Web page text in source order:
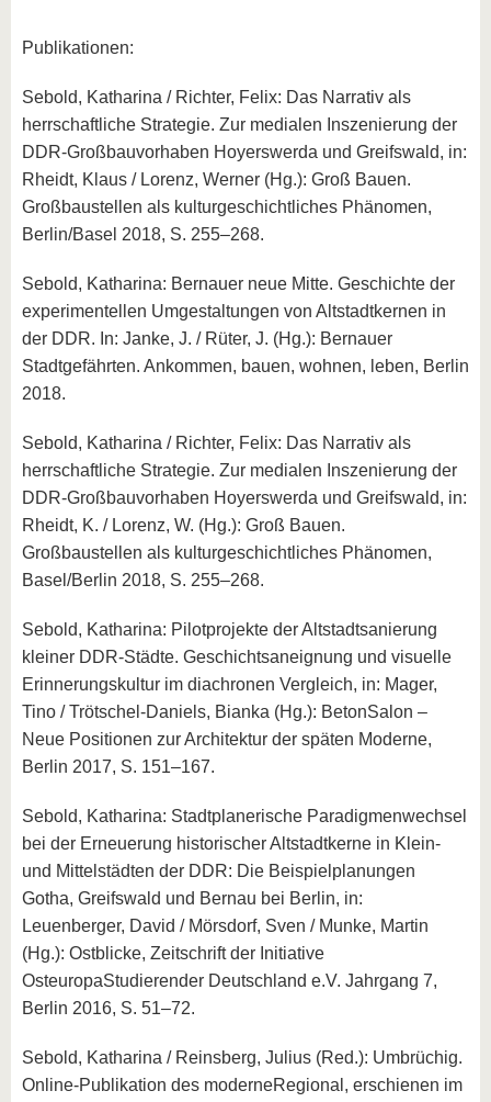
Publikationen:
Sebold, Katharina / Richter, Felix: Das Narrativ als
herrschaftliche Strategie. Zur medialen Inszenierung der
DDR-Großbauvorhaben Hoyerswerda und Greifswald, in:
Rheidt, Klaus / Lorenz, Werner (Hg.): Groß Bauen.
Großbaustellen als kulturgeschichtliches Phänomen,
Berlin/Basel 2018, S. 255–268.
Sebold, Katharina: Bernauer neue Mitte. Geschichte der
experimentellen Umgestaltungen von Altstadtkernen in
der DDR. In: Janke, J. / Rüter, J. (Hg.): Bernauer
Stadtgefährten. Ankommen, bauen, wohnen, leben, Berlin
2018.
Sebold, Katharina / Richter, Felix: Das Narrativ als
herrschaftliche Strategie. Zur medialen Inszenierung der
DDR-Großbauvorhaben Hoyerswerda und Greifswald, in:
Rheidt, K. / Lorenz, W. (Hg.): Groß Bauen.
Großbaustellen als kulturgeschichtliches Phänomen,
Basel/Berlin 2018, S. 255–268.
Sebold, Katharina: Pilotprojekte der Altstadtsanierung
kleiner DDR-Städte. Geschichtsaneignung und visuelle
Erinnerungskultur im diachronen Vergleich, in: Mager,
Tino / Trötschel-Daniels, Bianka (Hg.): BetonSalon –
Neue Positionen zur Architektur der späten Moderne,
Berlin 2017, S. 151–167.
Sebold, Katharina: Stadtplanerische Paradigmenwechsel
bei der Erneuerung historischer Altstadtkerne in Klein-
und Mittelstädten der DDR: Die Beispielplanungen
Gotha, Greifswald und Bernau bei Berlin, in:
Leuenberger, David / Mörsdorf, Sven / Munke, Martin
(Hg.): Ostblicke, Zeitschrift der Initiative
OsteuropaStudierender Deutschland e.V. Jahrgang 7,
Berlin 2016, S. 51–72.
Sebold, Katharina / Reinsberg, Julius (Red.): Umbrüchig.
Online-Publikation des moderneRegional, erschienen im